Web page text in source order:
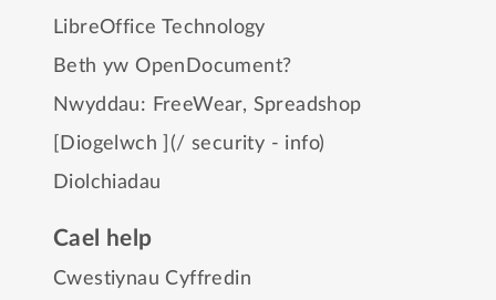
LibreOffice Technology
Beth yw OpenDocument?
Nwyddau: FreeWear, Spreadshop
[Diogelwch ](/ security - info)
Diolchiadau
Cael help
Cwestiynau Cyffredin